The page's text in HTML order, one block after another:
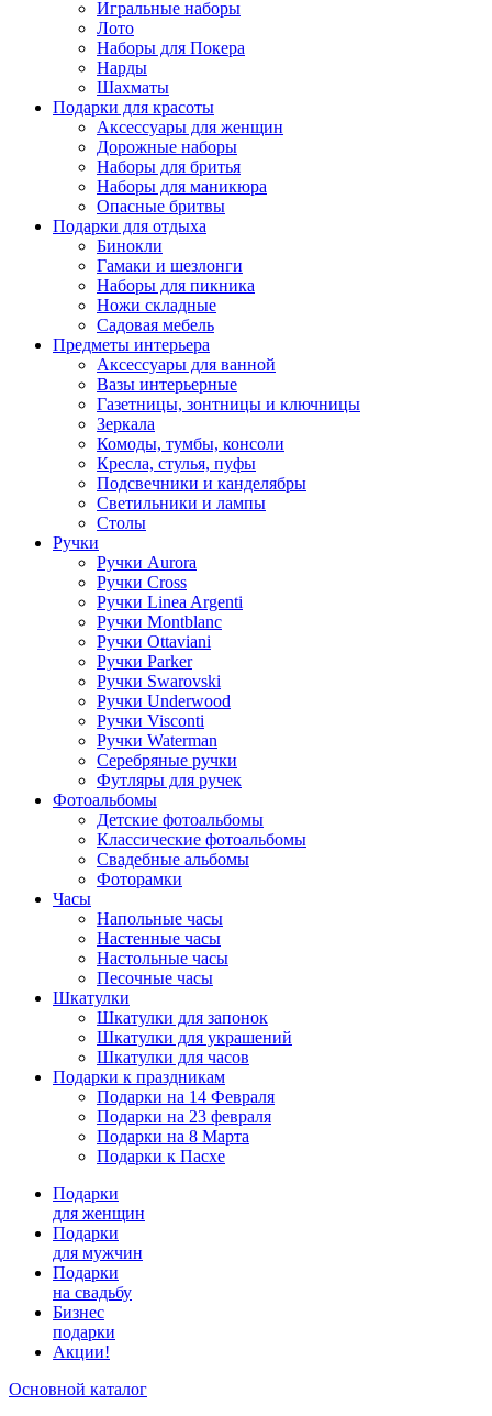
Игральные наборы
Лото
Наборы для Покера
Нарды
Шахматы
Подарки для красоты
Аксессуары для женщин
Дорожные наборы
Наборы для бритья
Наборы для маникюра
Опасные бритвы
Подарки для отдыха
Бинокли
Гамаки и шезлонги
Наборы для пикника
Ножи складные
Садовая мебель
Предметы интерьера
Аксессуары для ванной
Вазы интерьерные
Газетницы, зонтницы и ключницы
Зеркала
Комоды, тумбы, консоли
Кресла, стулья, пуфы
Подсвечники и канделябры
Светильники и лампы
Столы
Ручки
Ручки Aurora
Ручки Cross
Ручки Linea Argenti
Ручки Montblanc
Ручки Ottaviani
Ручки Parker
Ручки Swarovski
Ручки Underwood
Ручки Visconti
Ручки Waterman
Серебряные ручки
Футляры для ручек
Фотоальбомы
Детские фотоальбомы
Классические фотоальбомы
Свадебные альбомы
Фоторамки
Часы
Напольные часы
Настенные часы
Настольные часы
Песочные часы
Шкатулки
Шкатулки для запонок
Шкатулки для украшений
Шкатулки для часов
Подарки к праздникам
Подарки на 14 Февраля
Подарки на 23 февраля
Подарки на 8 Марта
Подарки к Пасхе
Подарки
для женщин
Подарки
для мужчин
Подарки
на свадьбу
Бизнес
подарки
Акции!
Основной каталог